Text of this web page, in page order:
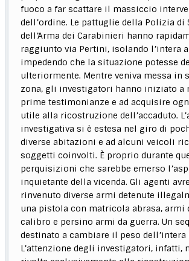
fuoco a far scattare il massiccio
dell’ordine. Le pattuglie della Polizia di
dell’Arma dei Carabinieri hanno
raggiunto via Pertini, isolando l’intera
impedendo che la situazione potesse
ulteriormente. Mentre veniva messa in
zona, gli investigatori hanno iniziato a
prime testimonianze e ad acquisire
utile alla ricostruzione dell’accaduto.
investigativa si è estesa nel giro di
diverse abitazioni e ad alcuni veicoli
soggetti coinvolti. È proprio durante
perquisizioni che sarebbe emerso
inquietante della vicenda. Gli agenti
rinvenuto diverse armi detenute
una pistola con matricola abrasa, armi
calibro e persino armi da guerra. Un
destinato a cambiare il peso dell’intera
L’attenzione degli investigatori, infatti,